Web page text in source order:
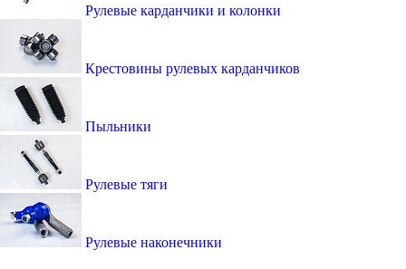
Рулевые карданчики и колонки
Крестовины рулевых карданчиков
Пыльники
Рулевые тяги
Рулевые наконечники